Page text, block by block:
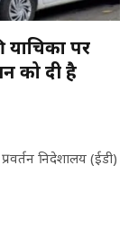
याचिका पर
को दी है
निदेशालय (ईडी)